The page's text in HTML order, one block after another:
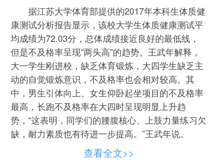
据江苏大学体育部提供的2017年本科生体质健
康测试分析报告显示，该校大学生体质健康测试平
均成绩为72.03分，总体成绩接近良好的最低线，
但是不及格率呈现“两头高”的趋势。王武年解释，
大一学生刚进校，缺乏体育锻炼，大四学生缺乏主
动的自觉锻炼意识，不及格率也会相对较高。其
中，男生引体向上、女生仰卧起坐项目的不及格率
最高，长跑不及格率在大四时呈现明显上升趋
势，“这表明，同学们的腰腹核心、上肢力量练习欠
缺，耐力素质也有待进一步提高。”王武年说。
江苏大学体育教师于亚军担任此项课外长跑活
查看全文>>